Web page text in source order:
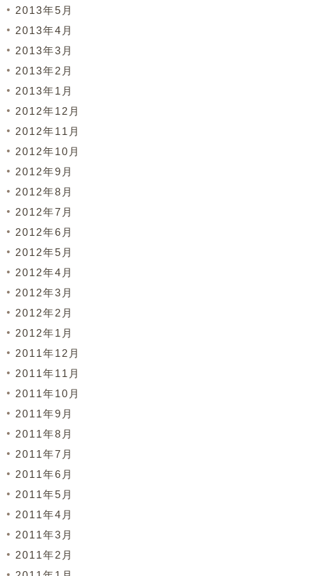
2013年5月
2013年4月
2013年3月
2013年2月
2013年1月
2012年12月
2012年11月
2012年10月
2012年9月
2012年8月
2012年7月
2012年6月
2012年5月
2012年4月
2012年3月
2012年2月
2012年1月
2011年12月
2011年11月
2011年10月
2011年9月
2011年8月
2011年7月
2011年6月
2011年5月
2011年4月
2011年3月
2011年2月